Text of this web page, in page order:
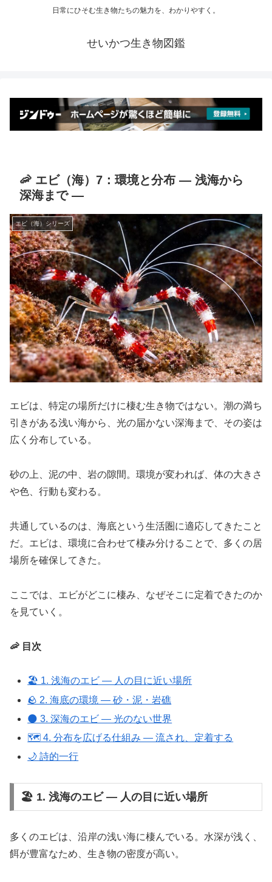
日常にひそむ生き物たちの魅力を、わかりやすく。
せいかつ生き物図鑑
🦐 エビ（海）7：環境と分布 ― 浅海から
深海まで ―
エビ（海）シリーズ
エビは、特定の場所だけに棲む生き物ではない。潮の満ち
引きがある浅い海から、光の届かない深海まで、その姿は
広く分布している。
砂の上、泥の中、岩の隙間。環境が変われば、体の大きさ
や色、行動も変わる。
共通しているのは、海底という生活圏に適応してきたこと
だ。エビは、環境に合わせて棲み分けることで、多くの居
場所を確保してきた。
ここでは、エビがどこに棲み、なぜそこに定着できたのか
を見ていく。
🦐 目次
🏖 1. 浅海のエビ ― 人の目に近い場所
🪨 2. 海底の環境 ― 砂・泥・岩礁
🌑 3. 深海のエビ ― 光のない世界
🗺 4. 分布を広げる仕組み ― 流され、定着する
🌙 詩的一行
🏖 1. 浅海のエビ ― 人の目に近い場所
多くのエビは、沿岸の浅い海に棲んでいる。水深が浅く、
餌が豊富なため、生き物の密度が高い。